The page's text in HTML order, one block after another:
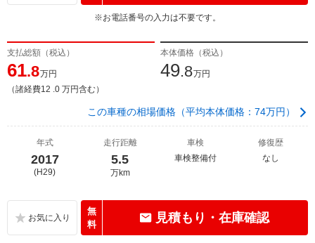
※お電話番号の入力は不要です。
支払総額（税込）
61.8万円
（諸経費12 .0 万円含む）
本体価格（税込）
49.8万円
この車種の相場価格（平均本体価格：74万円）
年式
2017
(H29)
走行距離
5.5
万km
車検
車検整備付
修復歴
なし
無
料
見積もり・在庫確認